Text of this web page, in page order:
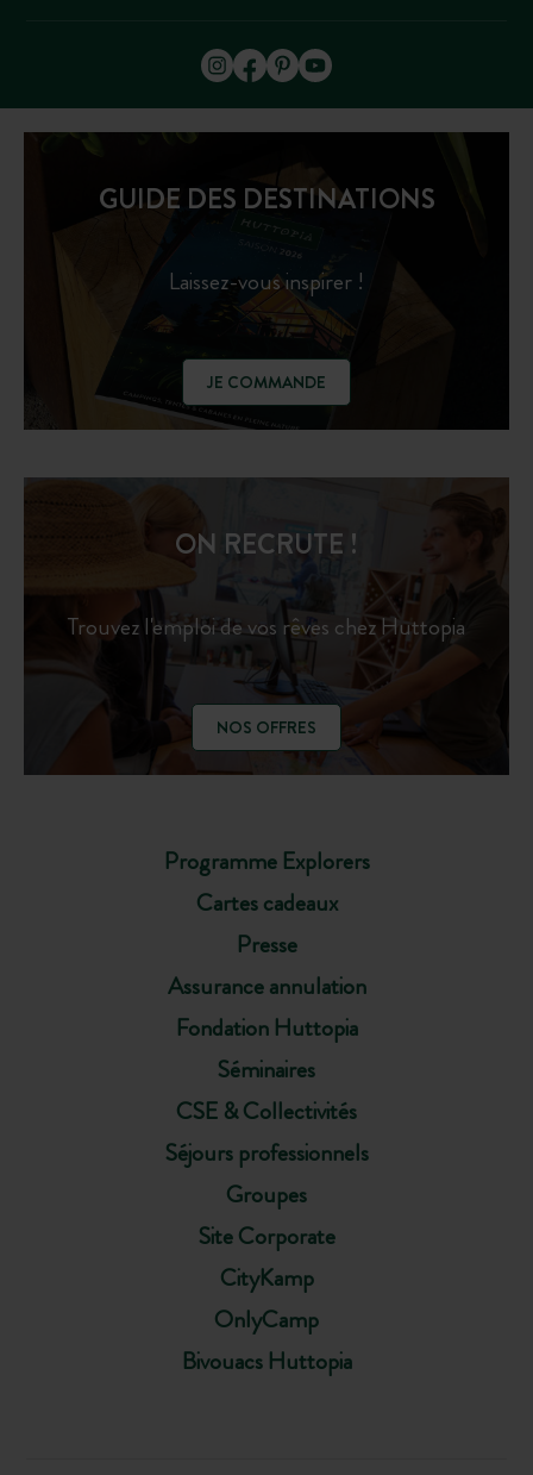
GUIDE DES DESTINATIONS
Laissez-vous inspirer !
JE COMMANDE
Programme Explorers
Cartes cadeaux
Presse
Assurance annulation
Fondation Huttopia
Séminaires
CSE & Collectivités
Séjours professionnels
Groupes
Site Corporate
CityKamp
OnlyCamp
Bivouacs Huttopia
ON RECRUTE !
Trouvez l'emploi de vos rêves chez Huttopia
NOS OFFRES